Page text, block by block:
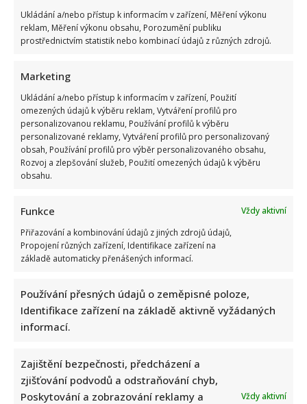
Ukládání a/nebo přístup k informacím v zařízení, Měření výkonu
reklam, Měření výkonu obsahu, Porozumění publiku
prostřednictvím statistik nebo kombinací údajů z různých zdrojů.
Marketing
Ukládání a/nebo přístup k informacím v zařízení, Použití
omezených údajů k výběru reklam, Vytváření profilů pro
personalizovanou reklamu, Používání profilů k výběru
personalizované reklamy, Vytváření profilů pro personalizovaný
obsah, Používání profilů pro výběr personalizovaného obsahu,
Rozvoj a zlepšování služeb, Použití omezených údajů k výběru
obsahu.
Funkce
Vždy aktivní
Přiřazování a kombinování údajů z jiných zdrojů údajů,
Propojení různých zařízení, Identifikace zařízení na
základě automaticky přenášených informací.
Používání přesných údajů o zeměpisné poloze,
Identifikace zařízení na základě aktivně vyžádaných
informací.
Zajištění bezpečnosti, předcházení a
zjišťování podvodů a odstraňování chyb,
Poskytování a zobrazování reklamy a
Vždy aktivní
Bára Jánová se ukázala bez make-upu a s šedinami. Před
lety za to schytala urážky, které těžko snášela
Test znalostí na téma rodiny z říše zvířat: 10 z 10
správných názvů vyberou jen skuteční experti
Proslavila se v Ordinaci i Rodinných poutech, ale kvůli
nemoci odešla příliš brzy. Krutý osud Zuzany Dřízhalové